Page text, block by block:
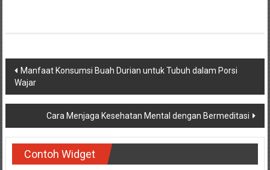
Navigasi
pos
Manfaat Konsumsi Buah Durian untuk Tubuh dalam Porsi
Wajar
Cara Menjaga Kesehatan Mental dengan Bermeditasi
Contoh Widget